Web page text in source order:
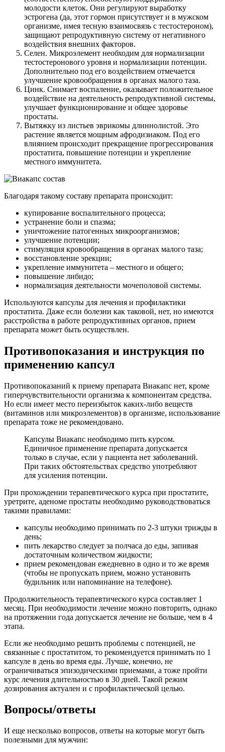
молодости клеток. Они регулируют выработку
эстрогена (да, этот гормон присутствует и в мужском
организме, имея тесную взаимосвязь с тестостероном),
защищают репродуктивную систему от негативного
воздействия внешних факторов.
Селен. Микроэлемент необходим для нормализации
тестостеронового уровня и нормализации потенции.
Дополнительно под его воздействием отмечается
улучшение кровообращения в органах малого таза.
Цинк. Снимает воспаление, оказывает положительное
воздействие на деятельность репродуктивной системы,
улучшает функционирование и общее здоровье
простаты.
Вытяжку из листьев эврикомы длиннолистой. Это
растение является мощным афродизиаком. Под его
влиянием происходит прекращение прогрессирования
простатита, повышение потенции и укрепление
местного иммунитета.
Благодаря такому составу препарата происходит:
купирование воспалительного процесса;
устранение боли и спазма;
уничтожение патогенных микроорганизмов;
улучшение потенции;
стимуляция кровообращения в органах малого таза;
восстановление эрекции;
укрепление иммунитета – местного и общего;
повышение либидо;
нормализация деятельности мочеполовой системы.
Используются капсулы для лечения и профилактики
простатита. Даже если болезни как таковой, нет, но имеются
расстройства в работе репродуктивных органов, прием
препарата может быть осуществлен.
Противопоказания и инструкция по
применению капсул
Противопоказаний к приему препарата Виакапс нет, кроме
гиперчувствительности организма к компонентам средства.
Но если имеет место переизбыток каких-либо веществ
(витаминов или микроэлементов) в организме, использование
препарата тоже не рекомендовано.
Капсулы Виакапс необходимо пить курсом.
Единичное применение препарата допускается
только в случае, если у пациента нет заболеваний.
При таких обстоятельствах средство употребляют
для усиления потенции.
При прохождении терапевтического курса при простатите,
уретрите, аденоме простаты необходимо руководствоваться
такими правилами:
капсулы необходимо принимать по 2-3 штуки трижды в
день;
пить лекарство следует за полчаса до еды, запивая
достаточным количеством жидкости;
прием рекомендован ежедневно в одно и то же время
(чтобы не пропускать прием, можно установить
будильник или напоминание на телефоне).
Продолжительность терапевтического курса составляет 1
месяц. При необходимости лечение можно повторить, однако
на протяжении года допускается лечение не больше, чем в 4
этапа.
Если же необходимо решить проблемы с потенцией, не
связанные с простатитом, то рекомендуется принимать по 1
капсуле в день во время еды. Лучше, конечно, не
ограничиваться эпизодическими приемами, а тоже пройти
курс лечения длительностью в 30 дней. Такой режим
дозирования актуален и с профилактической целью.
Вопросы/ответы
И еще несколько вопросов, ответы на которые могут быть
полезными для мужчин: